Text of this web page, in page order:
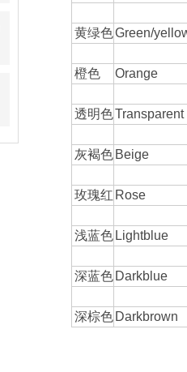
黄绿色Green/
橙色 Orange
透明色Transparent
灰褐色 Beige
玫瑰红 Rose
浅蓝色 Lightblue
深蓝色 Darkblue
深棕色 Darkbrown